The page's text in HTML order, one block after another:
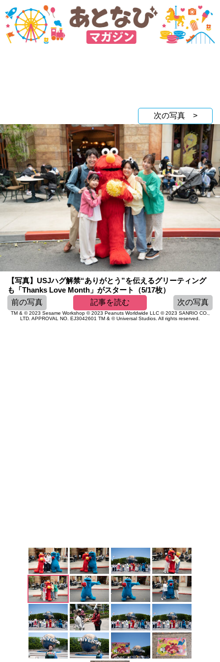
次の写真 >
【写真】USJハグ解禁“ありがとう”を伝えるグリーティング
も「Thanks Love Month」がスタート（5/17枚）
前の写真
記事を読む 次の写真
TM & © 2023 Sesame Workshop © 2023 Peanuts Worldwide LLC © 2023 SANRIO CO.,
LTD. APPROVAL NO. EJ3042601 TM & © Universal Studios. All rights reserved.